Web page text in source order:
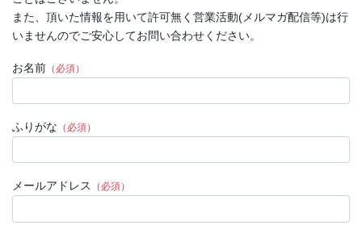
また、頂いた情報を用いて許可無く営業活動(メルマガ配信等)は行
いませんのでご安心してお問い合わせください。
お名前 （必須）
ふりがな （必須）
メールアドレス （必須）